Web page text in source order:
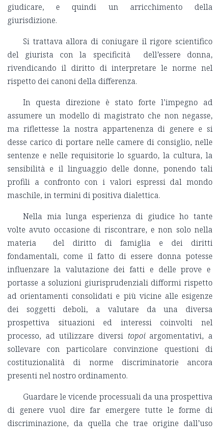
giudicare, e quindi un arricchimento della
giurisdizione.
Si trattava allora di coniugare il rigore scientifico
del giurista con la specificità dell’essere donna,
rivendicando il diritto di interpretare le norme nel
rispetto dei canoni della differenza.
In questa direzione è stato forte l’impegno ad
assumere un modello di magistrato che non negasse,
ma riflettesse la nostra appartenenza di genere e si
desse carico di portare nelle camere di consiglio, nelle
sentenze e nelle requisitorie lo sguardo, la cultura, la
sensibilità e il linguaggio delle donne, ponendo tali
profili a confronto con i valori espressi dal mondo
maschile, in termini di positiva dialettica.
Nella mia lunga esperienza di giudice ho tante
volte avuto occasione di riscontrare, e non solo nella
materia del diritto di famiglia e dei diritti
fondamentali, come il fatto di essere donna potesse
influenzare la valutazione dei fatti e delle prove e
portasse a soluzioni giurisprudenziali difformi rispetto
ad orientamenti consolidati e più vicine alle esigenze
dei soggetti deboli, a valutare da una diversa
prospettiva situazioni ed interessi coinvolti nel
processo, ad utilizzare diversi topoiargomentativi, a
sollevare con particolare convinzione questioni di
costituzionalità di norme discriminatorie ancora
presenti nel nostro ordinamento.
Guardare le vicende processuali da una prospettiva
di genere vuol dire far emergere tutte le forme di
discriminazione, da quella che trae origine dall’uso